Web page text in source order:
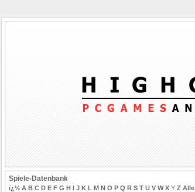
Spiele-Datenbank
ï¿½ A B C D E F G H I J K L M N O P Q R S T U V W X Y Z Alle